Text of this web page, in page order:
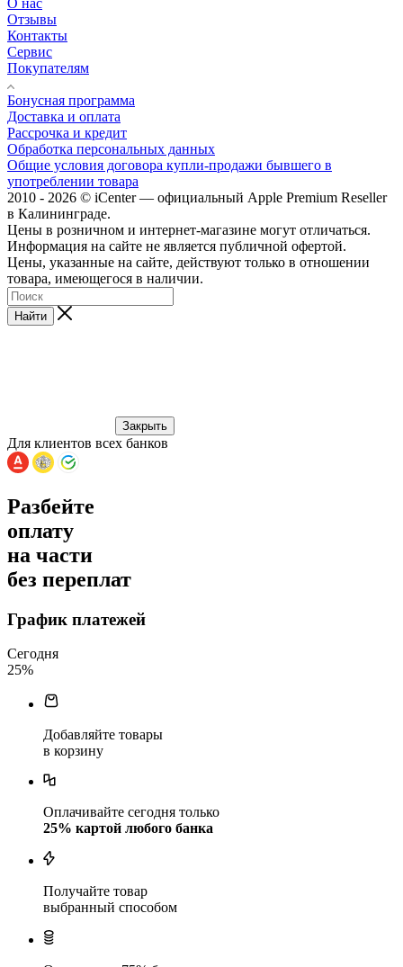
Отзывы
Контакты
Сервис
Покупателям
Бонусная программа
Доставка и оплата
Рассрочка и кредит
Обработка персональных данных
Общие условия договора купли-продажи бывшего в
употреблении товара
2010 - 2026 © iCenter — официальный Apple Premium Reseller
в Калининграде.
Цены в розничном и интернет-магазине могут отличаться.
Информация на сайте не является публичной офертой.
Цены, указанные на сайте, действуют только в отношении
товара, имеющегося в наличии.
Найти
Закрыть
Для клиентов всех банков
Разбейте
оплату
на части
без переплат
График платежей
Сегодня
25%
Добавляйте товары
в корзину
Оплачивайте сегодня только
25% картой любого банка
Получайте товар
выбранный способом